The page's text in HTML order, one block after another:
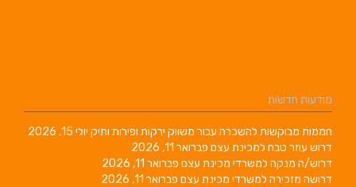
מודעות חדשות
חממות מבוקשות להשכרה עבור משווק ירקות ופירות ותיק יולי 15, 2026
דרוש עוזר טבח למכינת עצם פברואר 11, 2026
דרוש/ה מנקה למשרדי מכינת עצם פברואר 11, 2026
דרושה מזכירה למשרדי מכינת עצם פברואר 11, 2026